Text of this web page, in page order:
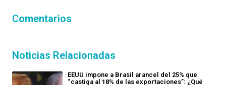
Comentarios
Noticias Relacionadas
EEUU impone a Brasil arancel del 25% que
“castiga al 18% de las exportaciones”: ¿Qué